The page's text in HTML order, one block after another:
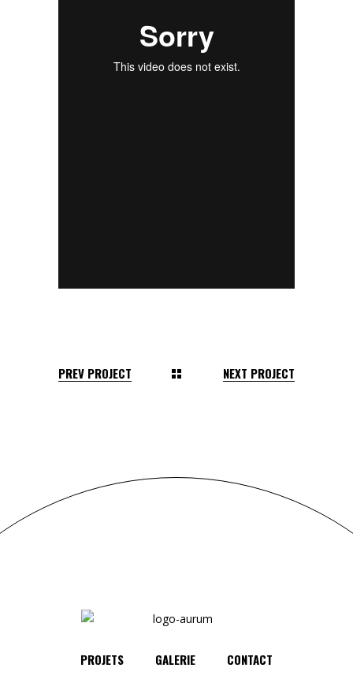
PREV PROJECT NEXT PROJECT
PROJETS GALERIE CONTACT